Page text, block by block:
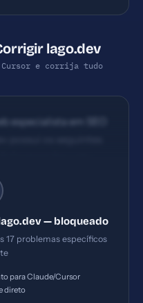
lago.dev
Cursor e corrija tudo
especialista em SEO
ausente 4) X-
Implemente
servidor. Priorize as
— bloqueado
17 problemas específicos
para Claude/Cursor
direto